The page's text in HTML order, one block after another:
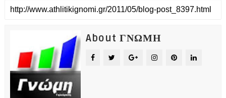
About ΓΝΩΜΗ